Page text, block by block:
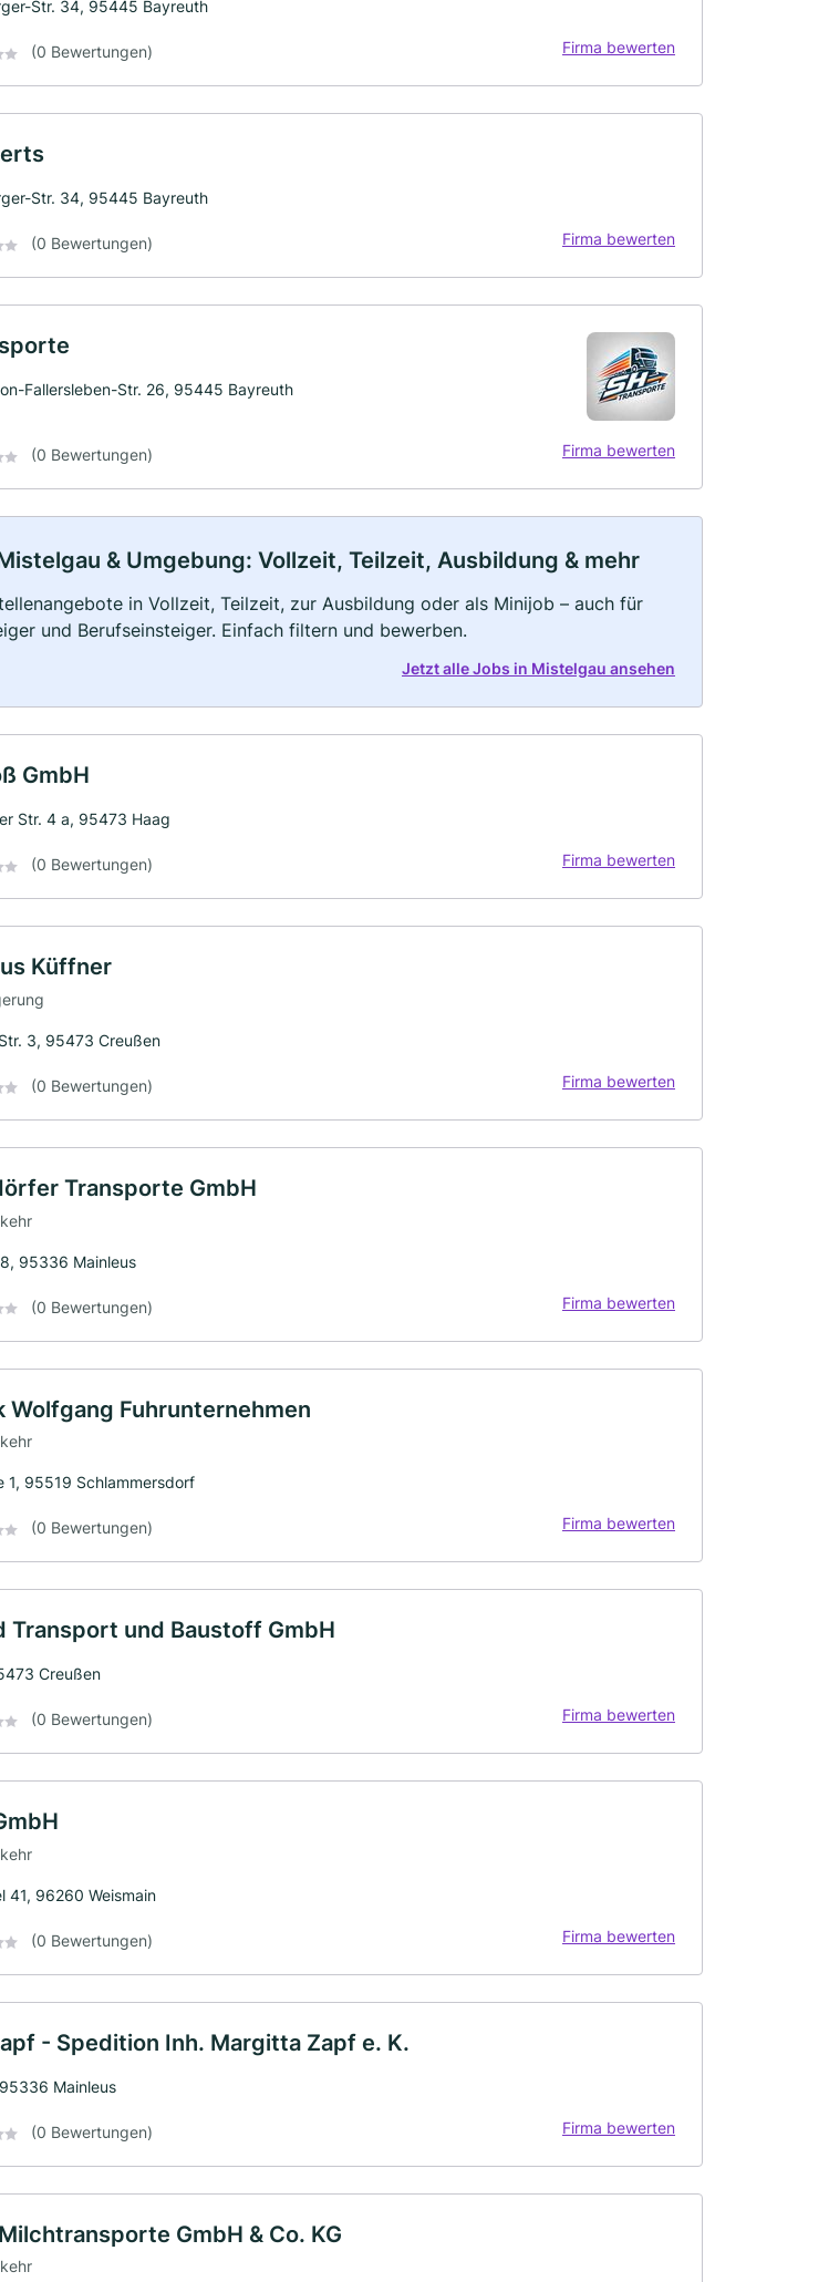
Str. 34, 95445 Bayreuth
(0 Bewertungen) Firma bewerten
Str. 34, 95445 Bayreuth
(0 Bewertungen) Firma bewerten
Fallersleben-Str. 26, 95445 Bayreuth
(0 Bewertungen) Firma bewerten
& Umgebung: Vollzeit, Teilzeit, Ausbildung & mehr
in Vollzeit, Teilzeit, zur Ausbildung oder als Minijob – auch für
und Berufseinsteiger. Einfach filtern und bewerben.
Jetzt alle Jobs in Mistelgau ansehen
GmbH
Str. 4 a, 95473 Haag
(0 Bewertungen) Firma bewerten
Küffner
3, 95473 Creußen
(0 Bewertungen) Firma bewerten
Transporte GmbH
95336 Mainleus
(0 Bewertungen) Firma bewerten
Wolfgang Fuhrunternehmen
1, 95519 Schlammersdorf
(0 Bewertungen) Firma bewerten
Transport und Baustoff GmbH
Creußen
(0 Bewertungen) Firma bewerten
41, 96260 Weismain
(0 Bewertungen) Firma bewerten
- Spedition Inh. Margitta Zapf e. K.
Mainleus
(0 Bewertungen) Firma bewerten
GmbH & Co. KG